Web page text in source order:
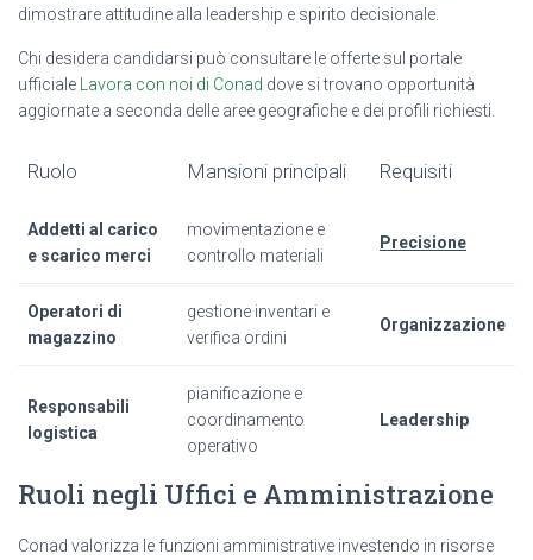
dimostrare attitudine alla leadership e spirito decisionale.
Chi desidera candidarsi può consultare le offerte sul portale
ufficiale
Lavora con noi di Conad dove si trovano opportunità
aggiornate a seconda delle aree geografiche e dei profili richiesti.
Ruolo Mansioni principali Requisiti
Addetti al carico
e scarico merci
movimentazione e
controllo materiali
Precisione
Operatori di
magazzino
gestione inventari e
verifica ordini
Organizzazione
Responsabili
logistica
pianificazione e
coordinamento
operativo
Leadership
Ruoli negli Uffici e Amministrazione
Conad valorizza le funzioni amministrative investendo in risorse